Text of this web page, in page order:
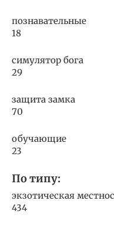
познавательные
18
симулятор бога
29
защита замка
70
обучающие
23
По типу:
экзотическая
434